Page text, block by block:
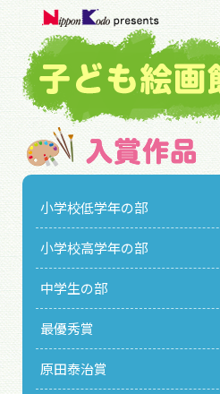
小学校低学年の部
小学校高学年の部
中学生の部
最優秀賞
原田泰治賞